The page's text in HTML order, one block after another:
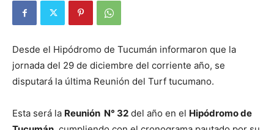
Desde el Hipódromo de Tucumán informaron que la
jornada del 29 de diciembre del corriente año, se
disputará la última Reunión del Turf tucumano.
Esta será la Reunión N° 32 del año en el Hipódromo de